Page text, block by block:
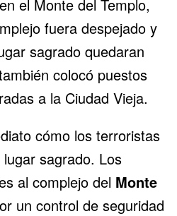
el Monte del Templo,
fuera despejado y
sagrado quedaran
colocó puestos
a la Ciudad Vieja.
cómo los terroristas
sagrado. Los
al complejo del Monte
un control de seguridad